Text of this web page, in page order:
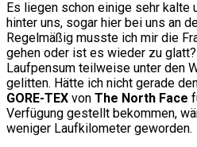
Es liegen schon einige sehr kalte
hinter uns, sogar hier bei uns an
Regelmäßig musste ich mir die
gehen oder ist es wieder zu
Laufpensum teilweise unter den
gelitten. Hätte ich nicht gerade
GORE-TEX von The North Face
Verfügung gestellt bekommen,
weniger Laufkilometer geworden.